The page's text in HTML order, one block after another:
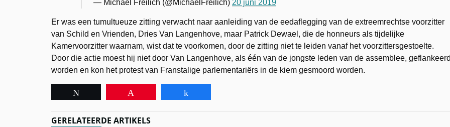
— Michael Freilich (@MichaelFreilich) 20 juni 2019
Er was een tumultueuze zitting verwacht naar aanleiding van de eedaflegging van de extreemrechtse voorzitter
van Schild en Vrienden, Dries Van Langenhove, maar Patrick Dewael, die de honneurs als tijdelijke
Kamervoorzitter waarnam, wist dat te voorkomen, door de zitting niet te leiden vanaf het voorzittersgestoelte.
Door die actie moest hij niet door Van Langenhove, als één van de jongste leden van de assemblee,
worden en kon het protest van Franstalige parlementariërs in de kiem gesmoord worden.
GERELATEERDE ARTIKELS